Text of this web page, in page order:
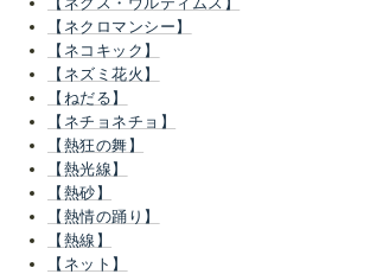
【ネクロマンシー】
【ネコキック】
【ネズミ花火】
【ねだる】
【ネチョネチョ】
【熱狂の舞】
【熱光線】
【熱砂】
【熱情の踊り】
【熱線】
【ネット】